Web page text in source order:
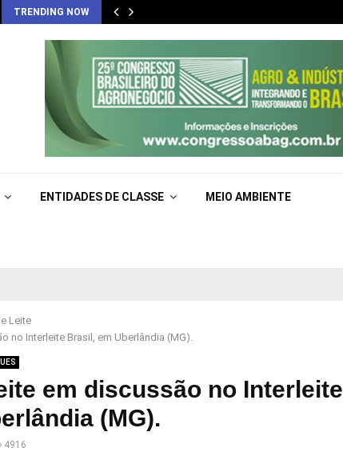
TRENDING NOW
ENTIDADES DE CLASSE MEIO AMBIENTE
Leite
no Interleite Brasil, em Uberlândia (MG).
em discussão no Interleite
(MG).
4916